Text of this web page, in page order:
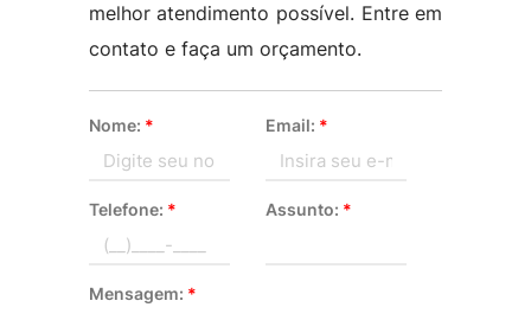
melhor atendimento possível. Entre em
contato e faça um orçamento.
Nome: * Email: *
Telefone: * Assunto: *
Mensagem: *